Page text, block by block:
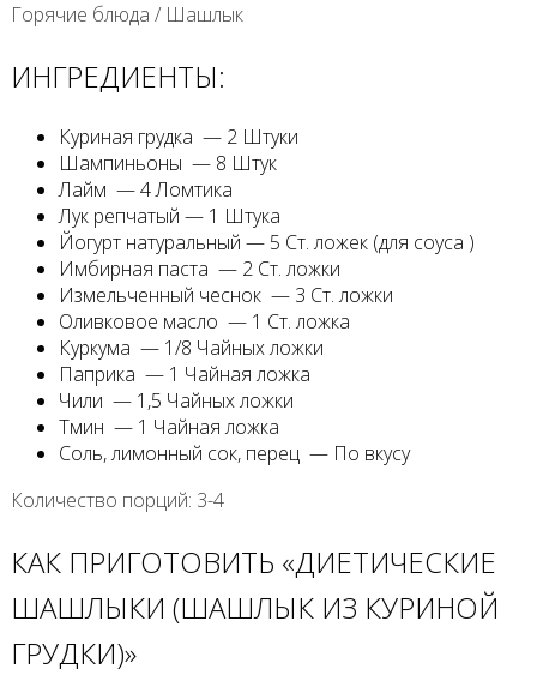
Горячие блюда /Шашлык
ИНГРЕДИЕНТЫ:
Куриная грудка — 2 Штуки
Шампиньоны — 8 Штук
Лайм — 4 Ломтика
Лук репчатый — 1 Штука
Йогурт натуральный — 5 Ст. ложек (для соуса )
Имбирная паста — 2 Ст. ложки
Измельченный чеснок — 3 Ст. ложки
Оливковое масло — 1 Ст. ложка
Куркума — 1/8 Чайных ложки
Паприка — 1 Чайная ложка
Чили — 1,5 Чайных ложки
Тмин — 1 Чайная ложка
Соль, лимонный сок, перец — По вкусу
Количество порций: 3-4
КАК ПРИГОТОВИТЬ «ДИЕТИЧЕСКИЕ
ШАШЛЫКИ (ШАШЛЫК ИЗ КУРИНОЙ
ГРУДКИ)»